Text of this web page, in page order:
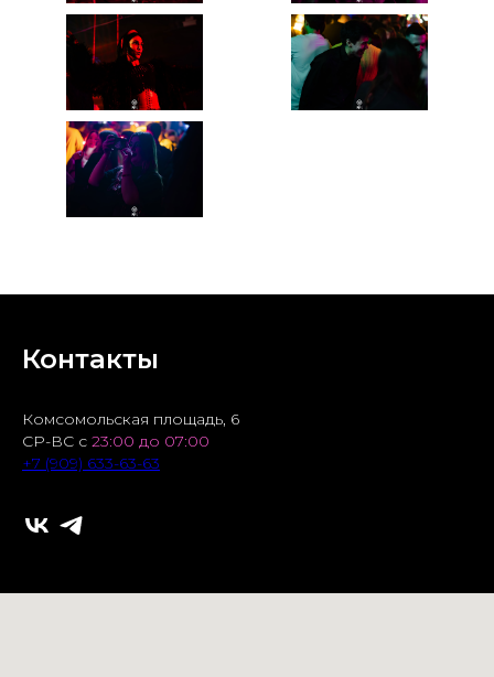
Контакты
Комсомольская площадь, 6
СР-ВС с 23:00 до 07:00
+7 (909) 633-63-63